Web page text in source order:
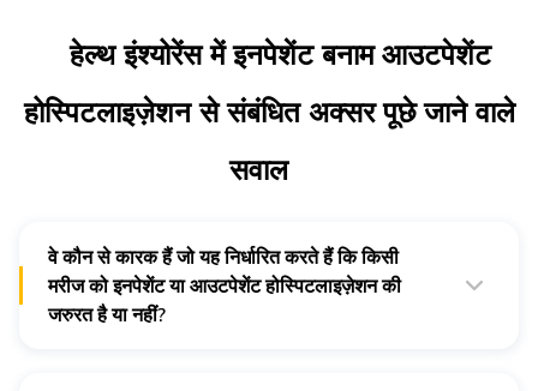
हेल्थ इंश्योरेंस में इनपेशेंट बनाम आउटपेशेंट
होस्पिटलाइज़ेशन से संबंधित अक्सर पूछे जाने वाले
सवाल
वे कौन से कारक हैं जो यह निर्धारित करते हैं कि किसी
मरीज को इनपेशेंट या आउटपेशेंट होस्पिटलाइज़ेशन की
जरुरत है या नहीं?